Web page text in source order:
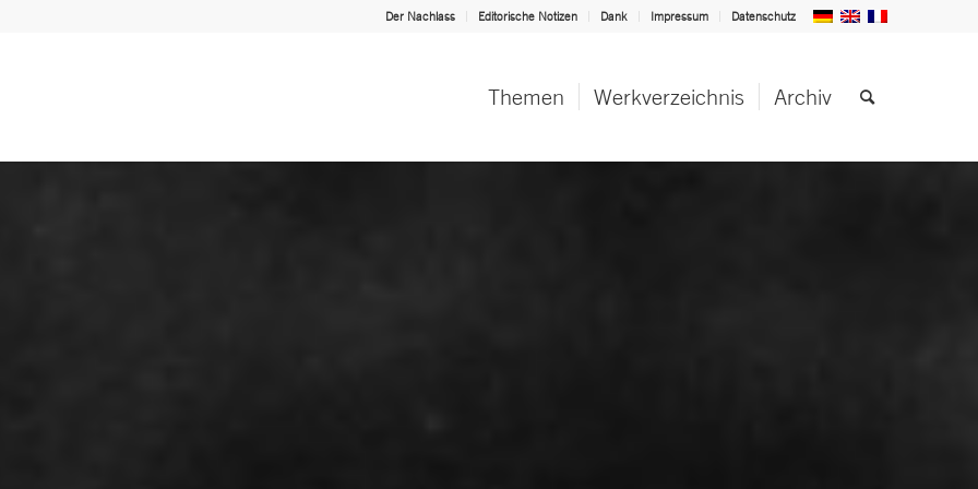
Der Nachlass Editorische Notizen Dank Impressum Datenschutz
Themen Werkverzeichnis Archiv